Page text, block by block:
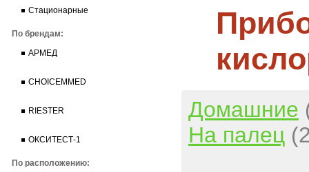
Стационарные
По брендам:
АРМЕД
CHOICEMMED
RIESTER
ОКСИТЕСТ-1
По расположению:
Домашние
На палец